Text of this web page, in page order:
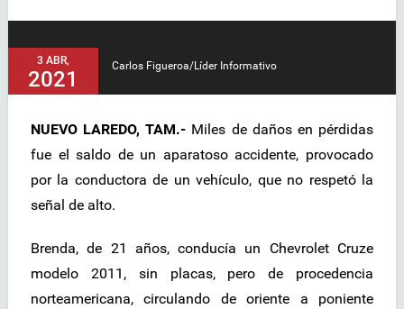
3 ABR,
2021
Carlos Figueroa/Líder Informativo
NUEVO LAREDO, TAM.- Miles de daños en pérdidas
fue el saldo de un aparatoso accidente, provocado
por la conductora de un vehículo, que no respetó la
señal de alto.
Brenda, de 21 años, conducía un Chevrolet Cruze
modelo 2011, sin placas, pero de procedencia
norteamericana, circulando de oriente a poniente